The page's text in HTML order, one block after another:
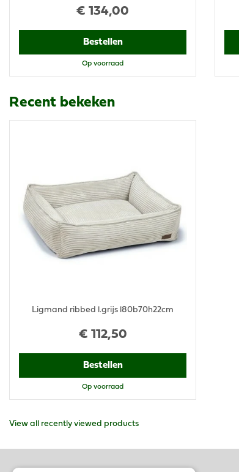
€ 134,00
Bestellen
Op voorraad
Recent bekeken
€ 112,50
Ligmand ribbed l.grijs l80b70h22cm
Bestellen
Op voorraad
View all recently viewed products